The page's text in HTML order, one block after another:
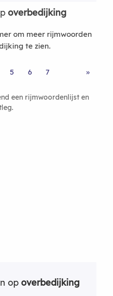
overbedijking
om meer rijmwoorden
te zien.
5 6 7 »
een rijmwoordenlijst en
op overbedijking